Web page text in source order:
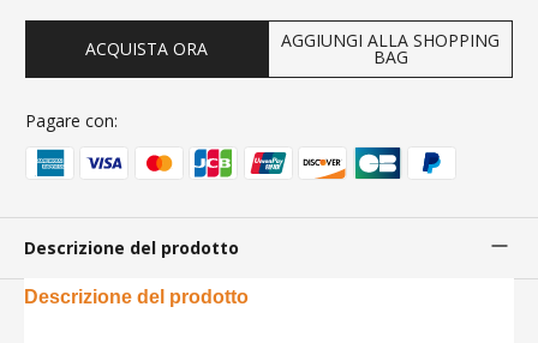
ACQUISTA ORA AGGIUNGI ALLA SHOPPING
BAG
Pagare con:
Descrizione del prodotto
Descrizione del prodotto